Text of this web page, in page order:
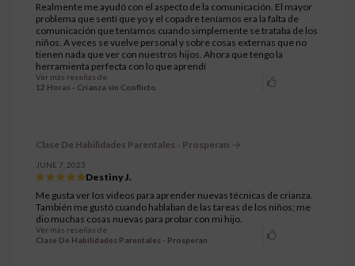
Realmente me ayudó con el aspecto de la comunicación. El mayor
problema que sentí que yo y el copadre teníamos era la falta de
comunicación que teníamos cuando simplemente se trataba de los
niños. A veces se vuelve personal y sobre cosas externas que no
tienen nada que ver con nuestros hijos. Ahora que tengo la
herramienta perfecta con lo que aprendí
Ver más reseñas de
12 Horas - Crianza sin Conflicto
Clase De Habilidades Parentales - Prosperan
JUNE 7, 2023
Destiny J.
Me gusta ver los videos para aprender nuevas técnicas de crianza.
También me gustó cuando hablaban de las tareas de los niños; me
dio muchas cosas nuevas para probar con mi hijo.
Ver más reseñas de
Clase De Habilidades Parentales - Prosperan